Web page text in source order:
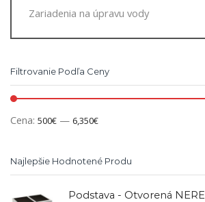
Zariadenia na úpravu vody
Filtrovanie Podľa Ceny
Cena: 500€ — 6,350€
Najlepšie Hodnotené Produ